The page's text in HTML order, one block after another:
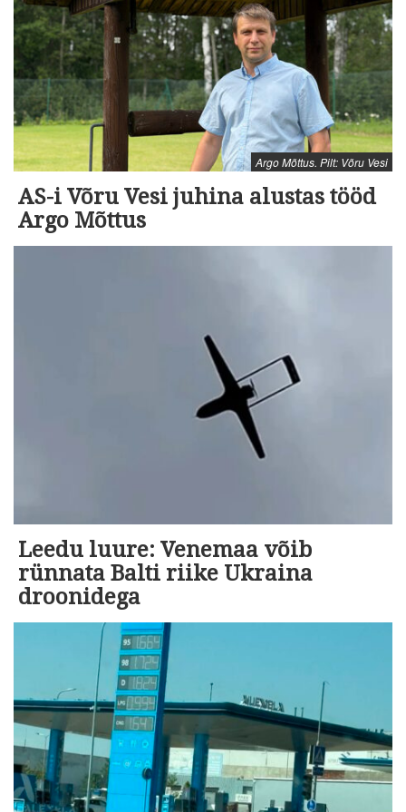
Argo Mõttus. Pilt: Võru Vesi
AS-i Võru Vesi juhina alustas tööd
Argo Mõttus
Leedu luure: Venemaa võib
rünnata Balti riike Ukraina
droonidega